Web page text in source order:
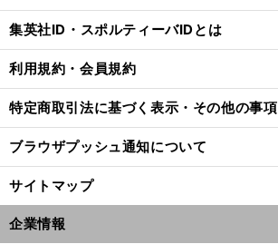
集英社ID・スポルティーバIDとは
利用規約・会員規約
特定商取引法に基づく表示・その他の事項
ブラウザプッシュ通知について
サイトマップ
企業情報